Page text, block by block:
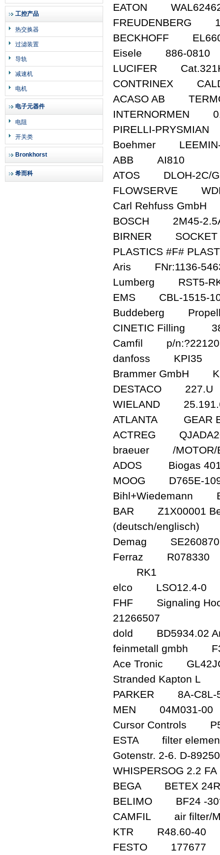
工控产品
热交换器
过滤装置
导轨
减速机
电机
电子元器件
电阻
开关类
Bronkhorst
希而科
EATON
FREUDENBERG
BECKHOFF
Eisele 886-0810
LUCIFER
CONTRINEX
ACASO AB
INTERNORMEN
PIRELLI-
Boehmer LEEMIN-
ABB AI810
ATOS DLOH-2C/
FLOWSERVE
Carl Rehfuss
BOSCH 2M45-
BIRNER SOCKET
PLASTICS #F#
Aris FNr:1136-
Lumberg RST5-
EMS CBL-1515-10
Buddeberg
CINETIC Filling
Camfil p/
danfoss KPI35
Brammer GmbH
DESTACO 227.U
WIELAND
ATLANTA GEAR
ACTREG
braeuer /MOTOR/
ADOS Biogas
MOOG D765E-
Bihl+Wiedemann
BAR Z1X00001
(deutsch/englisch)
Demag
Ferraz R078330
RK1
elco LSO12.4-0
FHF Signaling
21266507
dold BD5934.02
feinmetall gmbh
Ace Tronic
Stranded Kapton L
PARKER 8A-C8L-
MEN 04M031-00
Cursor Controls
ESTA filter element
Gotenstr. 2-6. D-
WHISPERSOG 2.2 FA
BEGA BETEX
BELIMO BF24 -
CAMFIL air filter/
KTR R48.60-40
FESTO 177677